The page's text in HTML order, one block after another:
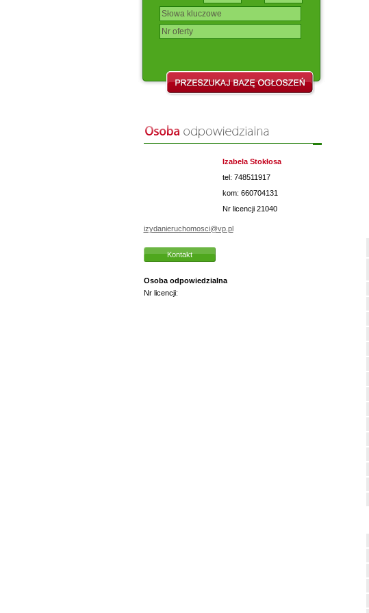
Izabela Stokłosa
tel: 748511917
kom: 660704131
Nr licencji 21040
izydanieruchomosci@vp.pl
Kontakt
Osoba odpowiedzialna
Nr licencji: